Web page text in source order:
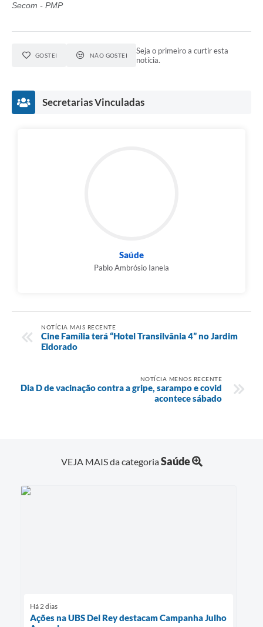
Secom - PMP
GOSTEI NÃO GOSTEI
Seja o primeiro a curtir esta
notícia.
Secretarias Vinculadas
Saúde
Pablo Ambrósio Ianela
NOTÍCIA MAIS RECENTE
Cine Família terá “Hotel Transilvânia 4” no Jardim
Eldorado
NOTÍCIA MENOS RECENTE
Dia D de vacinação contra a gripe, sarampo e covid
acontece sábado
VEJA MAIS da categoriaSaúde
Há 2 dias
Ações na UBS Del Rey destacam Campanha Julho